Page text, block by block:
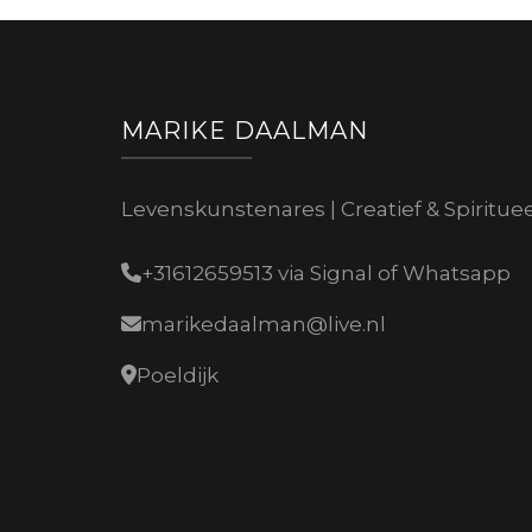
MARIKE DAALMAN
Levenskunstenares | Creatief &
+31612659513 via Signal of Whatsapp
marikedaalman@live.nl
Poeldijk